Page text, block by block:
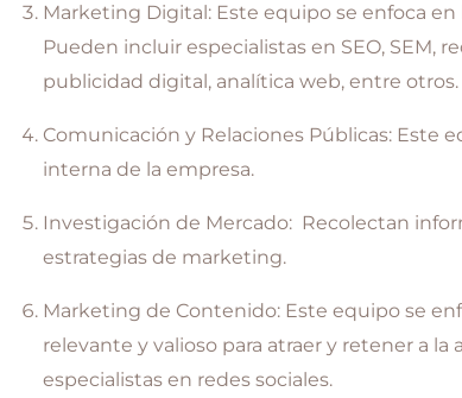
Marketing Digital: Este equipo se enfoca
Pueden incluir especialistas en SEO, SEM,
publicidad digital, analítica web, entre otros.
Comunicación y Relaciones Públicas: Este
interna de la empresa.
Investigación de Mercado: Recolectan
estrategias de marketing.
Marketing de Contenido: Este equipo se
relevante y valioso para atraer y retener a
especialistas en redes sociales.